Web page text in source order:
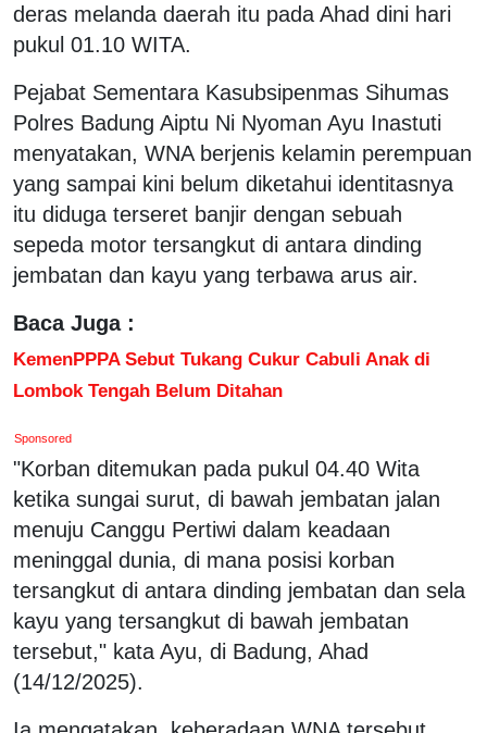
deras melanda daerah itu pada Ahad dini hari
pukul 01.10 WITA.
Pejabat Sementara Kasubsipenmas Sihumas
Polres Badung Aiptu Ni Nyoman Ayu Inastuti
menyatakan, WNA berjenis kelamin perempuan
yang sampai kini belum diketahui identitasnya
itu diduga terseret banjir dengan sebuah
sepeda motor tersangkut di antara dinding
jembatan dan kayu yang terbawa arus air.
Baca Juga :
KemenPPPA Sebut Tukang Cukur Cabuli Anak di
Lombok Tengah Belum Ditahan
Sponsored
"Korban ditemukan pada pukul 04.40 Wita
ketika sungai surut, di bawah jembatan jalan
menuju Canggu Pertiwi dalam keadaan
meninggal dunia, di mana posisi korban
tersangkut di antara dinding jembatan dan sela
kayu yang tersangkut di bawah jembatan
tersebut," kata Ayu, di Badung, Ahad
(14/12/2025).